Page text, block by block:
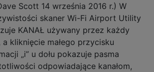
Scott 14 września 2016 r.) W
skaner Wi-Fi Airport Utility
KANAŁ używany przez każdy
a kliknięcie małego przycisku
„i” u dołu pokazuje pasma
odpowiadające kanałom,